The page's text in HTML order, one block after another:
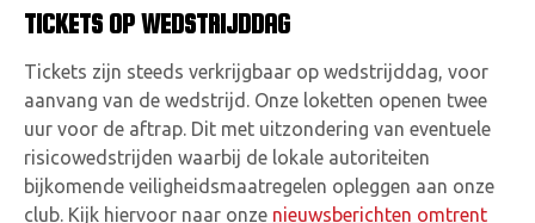
TICKETS OP WEDSTRIJDDAG
Tickets zijn steeds verkrijgbaar op wedstrijddag, voor
aanvang van de wedstrijd. Onze loketten openen twee
uur voor de aftrap. Dit met uitzondering van eventuele
risicowedstrijden waarbij de lokale autoriteiten
bijkomende veiligheidsmaatregelen opleggen aan onze
club. Kijk hiervoor naar onze nieuwsberichten omtrent